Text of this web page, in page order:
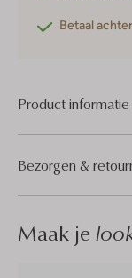
Betaal
Product informatie
Bezorgen &
Maak je